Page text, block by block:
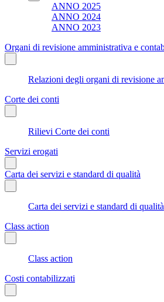
ANNO 2025
ANNO 2024
ANNO 2023
Organi di revisione amministrativa e
Relazioni degli organi di revisione
Corte dei conti
Rilievi Corte dei conti
Servizi erogati
Carta dei servizi e standard di qualità
Carta dei servizi e standard di qualità
Class action
Class action
Costi contabilizzati